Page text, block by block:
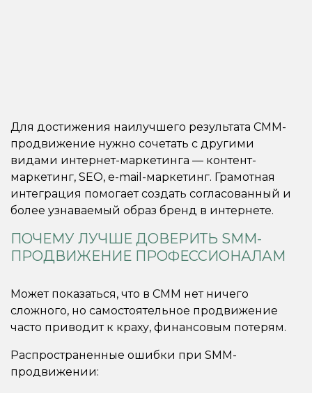
Для достижения наилучшего результата СММ-
продвижение нужно сочетать с другими
видами интернет-маркетинга — контент-
маркетинг, SEO, e-mail-маркетинг. Грамотная
интеграция помогает создать согласованный и
более узнаваемый образ бренд в интернете.
ПОЧЕМУ ЛУЧШЕ ДОВЕРИТЬ SMM-
ПРОДВИЖЕНИЕ ПРОФЕССИОНАЛАМ
Может показаться, что в СММ нет ничего
сложного, но самостоятельное продвижение
часто приводит к краху, финансовым потерям.
Распространенные ошибки при SMM-
продвижении: